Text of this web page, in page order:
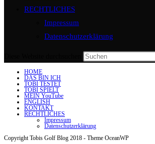
RECHTLICHES
Impressum
Datenschutzerklärung
HOME
DAS BIN ICH
TOBI TESTET
TOBI SPIELT
MEIN YouTube
ENGLISH
KONTAKT
RECHTLICHES
Impressum
Datenschutzerklärung
Copyright Tobis Golf Blog 2018 - Theme OceanWP